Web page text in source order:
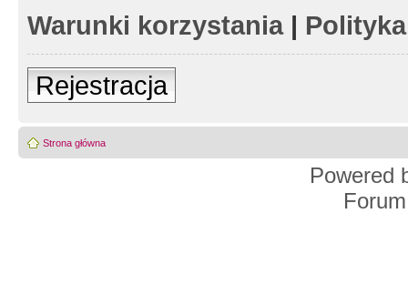
Warunki korzystania|
Rejestracja
Strona główna
Powered